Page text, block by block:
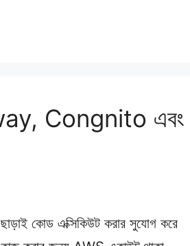
Congnito এবং
কোড এক্সিকিউট করার সুযোগ করে